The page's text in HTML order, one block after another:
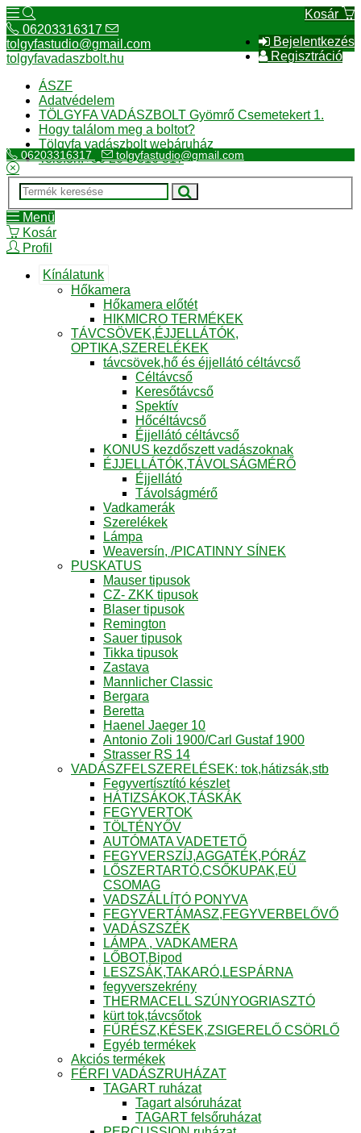
Kosár
Bejelentkezés
Regisztráció
06203316317
tolgyfastudio@gmail.com
tolgyfavadaszbolt.hu
ÁSZF
Adatvédelem
TÖLGYFA VADÁSZBOLT Gyömrő Csemetekert 1.
Hogy találom meg a boltot?
Tölgyfa vadászbolt webáruház
Telefon:+36 20 3 316 317
06203316317 tolgyfastudio@gmail.com
Menü
Kosár
Profil
Kínálatunk
Hőkamera
Hőkamera előtét
HIKMICRO TERMÉKEK
TÁVCSÖVEK,ÉJJELLÁTÓK,
OPTIKA,SZERELÉKEK
távcsövek,hő és éjjellátó céltávcső
Céltávcső
Keresőtávcső
Spektív
Hőcéltávcső
Éjjellátó céltávcső
KONUS kezdőszett vadászoknak
ÉJJELLÁTÓK,TÁVOLSÁGMÉRŐ
Éjjellátó
Távolságmérő
Vadkamerák
Szerelékek
Lámpa
Weaversín, /PICATINNY SÍNEK
PUSKATUS
Mauser tipusok
CZ- ZKK tipusok
Blaser tipusok
Remington
Sauer tipusok
Tikka tipusok
Zastava
Mannlicher Classic
Bergara
Beretta
Haenel Jaeger 10
Antonio Zoli 1900/Carl Gustaf 1900
Strasser RS 14
VADÁSZFELSZERELÉSEK: tok,hátizsák,stb
Fegyvertísztító készlet
HÁTIZSÁKOK,TÁSKÁK
FEGYVERTOK
TÖLTÉNYŐV
AUTÓMATA VADETETŐ
FEGYVERSZÍJ,AGGATÉK,PÓRÁZ
LŐSZERTARTÓ,CSŐKUPAK,EÜ
CSOMAG
VADSZÁLLÍTÓ PONYVA
FEGYVERTÁMASZ,FEGYVERBELŐVŐ
VADÁSZSZÉK
LÁMPA , VADKAMERA
LŐBOT,Bipod
LESZSÁK,TAKARÓ,LESPÁRNA
fegyverszekrény
THERMACELL SZÚNYOGRIASZTÓ
kürt tok,távcsőtok
FŰRÉSZ,KÉSEK,ZSIGERELŐ CSÖRLŐ
Egyéb termékek
Akciós termékek
FÉRFI VADÁSZRUHÁZAT
TAGART ruházat
Tagart alsóruházat
TAGART felsőruházat